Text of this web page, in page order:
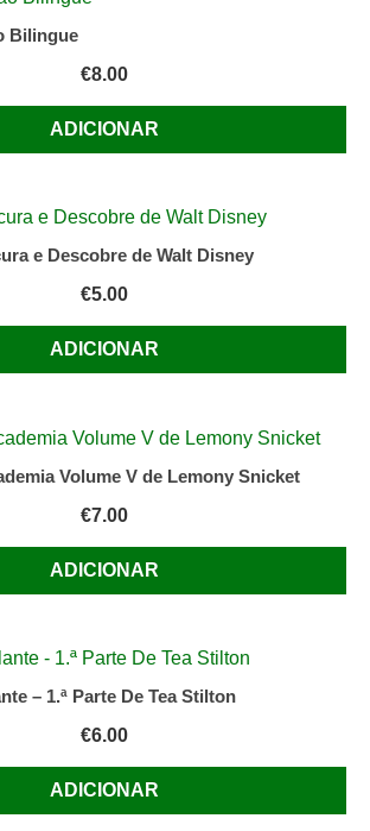
Bilingue
€8.00
ADICIONAR
e Descobre de Walt Disney
€5.00
ADICIONAR
Volume V de Lemony Snicket
€7.00
ADICIONAR
– 1.ª Parte De Tea Stilton
€6.00
ADICIONAR